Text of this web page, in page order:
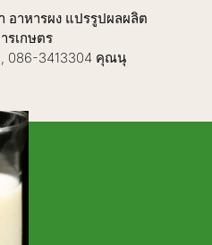
อาหารผง แปรรูปผลผลิต
รเกษตร
086-3413304 คุณนุ